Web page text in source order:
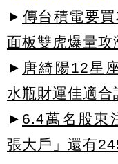
► 傳台積電要
面板雙虎爆量攻
► 唐綺陽12星
水瓶財運佳適合
► 6.4萬名股東
張大戶」還有